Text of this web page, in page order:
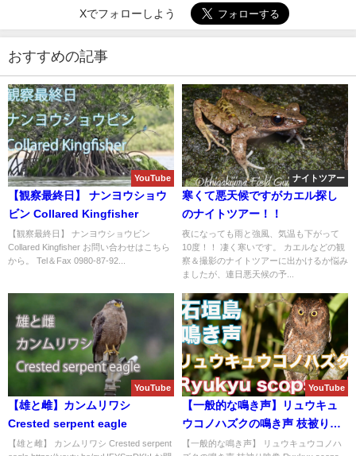
Xでフォローしよう
おすすめの記事
YouTube
【観察最終日】 ナンヨウショウ
ビン Collared Kingfisher
【観察最終日】 ナンヨウショウビン
Collared Kingfisher お問い合わせはこちら
から。 Tel＆Fax 0980-87-92...
ナイトツアー
寒くて悪天候ですがカエル探し
のナイトツアー！！
夜になっても雨と強風、気温も下がって
10度！！ 凄く寒いです。 カエルなどの観
察＆撮影のナイトツアーに出かけるか悩み
ましたが、連日悪天候の予...
YouTube
【雄と雌】カンムリワシ
Crested serpent eagle
【雄と雌】 カンムリワシ Crested serpent
YouTube
【一般的な鳴き声】リュウキュ
ウコノハズクの鳴き声 枝被り映
像 Ryukyu scops owl bark
【一般的な鳴き声】 リュウキュウコノハ